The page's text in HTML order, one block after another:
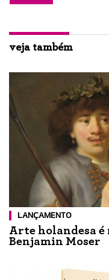
veja também
LANÇAMENTO
Arte holandesa
Benjamin Moser